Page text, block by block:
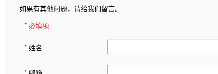
如果有其他问题，请给我们留言。
* 必填项
* 姓名